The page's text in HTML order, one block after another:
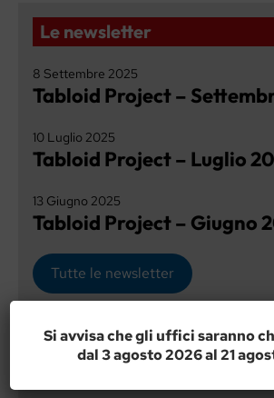
Le newsletter
8 Settembre 2025
Tabloid Project –
10 Luglio 2025
Tabloid Project – Luglio
13 Giugno 2025
Tabloid Project – Giugno
Tutte le newsletter
Deadline, il podcast
Si avvisa che gli uffici saranno
dal 3 agosto 2026 al 21